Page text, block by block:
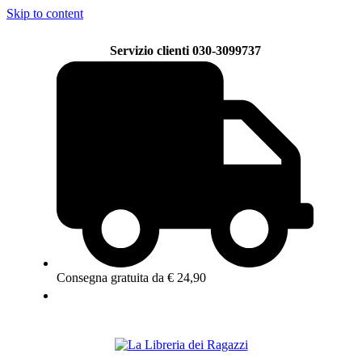
Skip to content
Servizio clienti 030-3099737
Consegna gratuita da € 24,90